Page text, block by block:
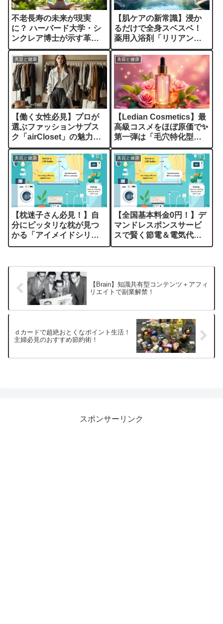
不老長寿の未来が現実
に？ ハーバード大学・シ
ンクレア博士が示す革命
的研究成果
【肌ケアの新常識】浸か
るだけで全身スベスベ！
薬用入浴剤「リリアン
ト・バス」の魅力とは？
美容と健康
【働く女性必見】プロが
選ぶファッションサブス
ク「airCloset」の魅力を
徹底解説✨
美容と健康
【Ledian Cosmetics】最
高級コスメをほぼ原価で✨
第一弾は「毛穴特化型洗
顔」登場！
美容と健康
【枕迷子さん必見！】自
分にピッタリな枕が見つ
かる「アイメイドシリー
ズ」がすごい理由
美容と健康
【全国基本料金0円！】デ
マンドレスポンスサービ
スで賢く節電＆電気代を
削減✨
【Brain】知識共有型コンテンツ＋アフィ
リエイトで副業解禁！
ｄカードで超絶おとくなポイント生活！
主婦必見のおすすめ節約術！
スポンサーリンク